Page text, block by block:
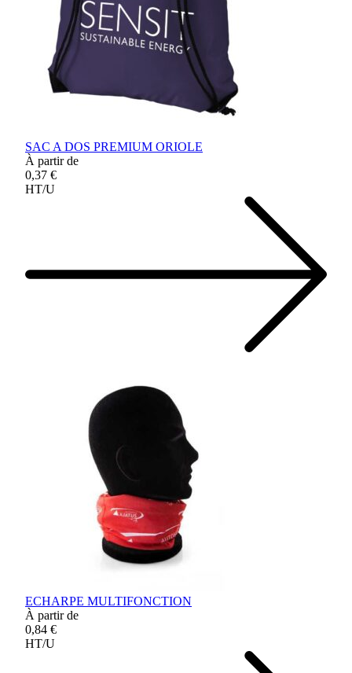
SAC A DOS PREMIUM ORIOLE
À partir de
0,37 €
HT/U
ECHARPE MULTIFONCTION
À partir de
0,84 €
HT/U